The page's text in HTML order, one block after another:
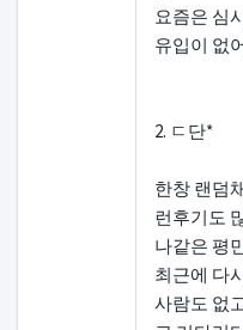
요즘은 심
유입이 없
2. ㄷ단*
한창 랜덤
런후기도
나같은 평
최근에 다
사람도 없